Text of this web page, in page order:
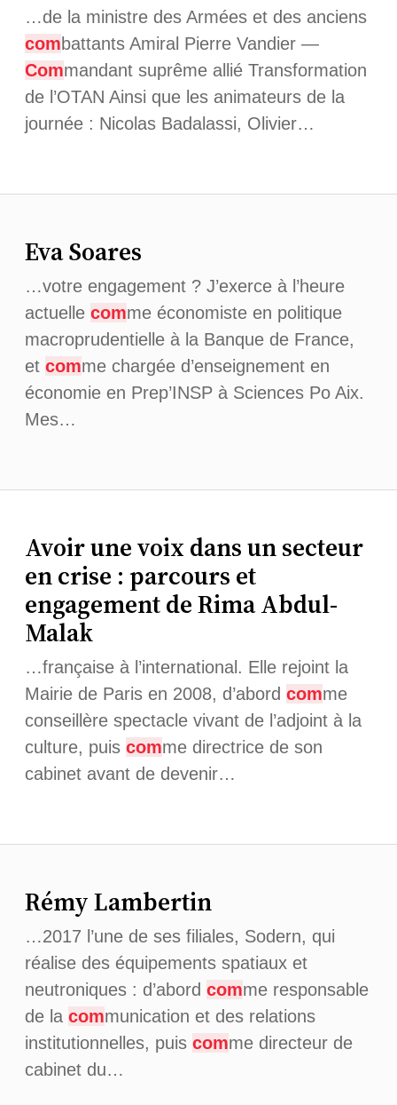
…de la ministre des Armées et des anciens
combattants Amiral Pierre Vandier —
Commandant suprême allié Transformation
de l’OTAN Ainsi que les animateurs de la
journée : Nicolas Badalassi, Olivier…
Eva Soares
…votre engagement ? J’exerce à l’heure
actuelle comme économiste en politique
macroprudentielle à la Banque de France,
et comme chargée d’enseignement en
économie en Prep’INSP à Sciences Po Aix.
Mes…
Avoir une voix dans un secteur
en crise : parcours et
engagement de Rima Abdul-
Malak
…française à l’international. Elle rejoint la
Mairie de Paris en 2008, d’abord comme
conseillère spectacle vivant de l’adjoint à la
culture, puis comme directrice de son
cabinet avant de devenir…
Rémy Lambertin
…2017 l’une de ses filiales, Sodern, qui
réalise des équipements spatiaux et
neutroniques : d’abord comme responsable
de la communication et des relations
institutionnelles, puis comme directeur de
cabinet du…